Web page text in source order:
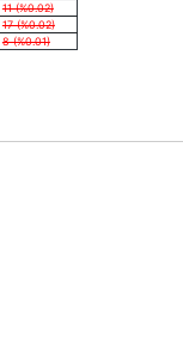
11 (%0.02)
17 (%0.02)
8 (%0.01)